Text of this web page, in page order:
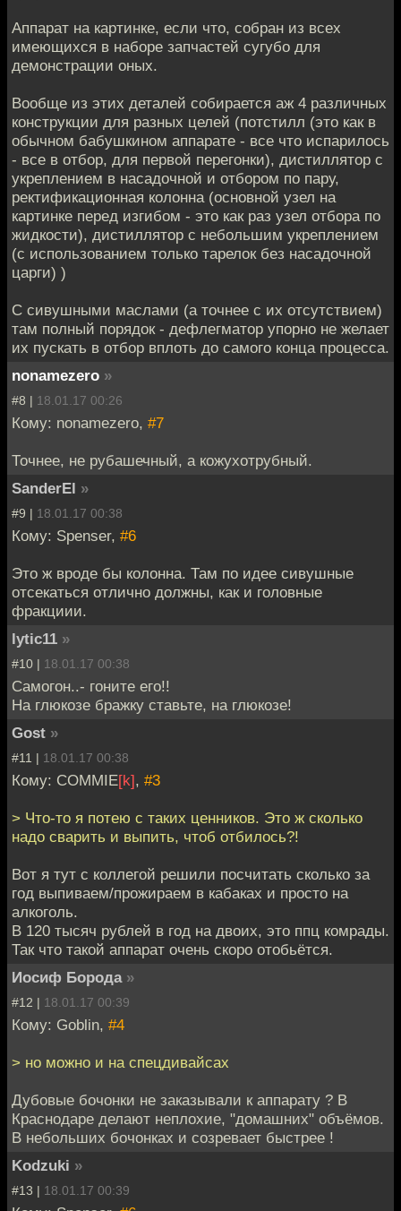
Аппарат на картинке, если что, собран из всех
имеющихся в наборе запчастей сугубо для
демонстрации оных.
Вообще из этих деталей собирается аж 4 различных
конструкции для разных целей (потстилл (это как в
обычном бабушкином аппарате - все что испарилось
- все в отбор, для первой перегонки), дистиллятор с
укреплением в насадочной и отбором по пару,
ректификационная колонна (основной узел на
картинке перед изгибом - это как раз узел отбора по
жидкости), дистиллятор с небольшим укреплением
(с использованием только тарелок без насадочной
царги) )
С сивушными маслами (а точнее с их отсутствием)
там полный порядок - дефлегматор упорно не желает
их пускать в отбор вплоть до самого конца процесса.
nonamezero »
#8 | 18.01.17 00:26
Кому: nonamezero, #7
Точнее, не рубашечный, а кожухотрубный.
SanderEl »
#9 | 18.01.17 00:38
Кому: Spenser, #6
Это ж вроде бы колонна. Там по идее сивушные
отсекаться отлично должны, как и головные
фракциии.
lytic11 »
#10 | 18.01.17 00:38
Самогон..- гоните его!!
На глюкозе бражку ставьте, на глюкозе!
Gost »
#11 | 18.01.17 00:38
Кому: COMMIE[k], #3
> Что-то я потею с таких ценников. Это ж сколько
надо сварить и выпить, чтоб отбилось?!
Вот я тут с коллегой решили посчитать сколько за
год выпиваем/прожираем в кабаках и просто на
алкоголь.
В 120 тысяч рублей в год на двоих, это ппц комрады.
Так что такой аппарат очень скоро отобьётся.
Иосиф Борода »
#12 | 18.01.17 00:39
Кому: Goblin, #4
> но можно и на спецдивайсах
Дубовые бочонки не заказывали к аппарату ? В
Краснодаре делают неплохие, "домашних" объёмов.
В небольших бочонках и созревает быстрее !
Kodzuki »
#13 | 18.01.17 00:39